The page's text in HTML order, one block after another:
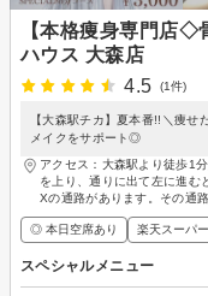
【本格痩身専門店◇
ハウス 大森店
4.5
(1件)
【大森駅チカ】夏本番!!＼痩せ
メイクをサポート◎
アクセス：大森駅より徒歩1
を上り、通りに出て左に進
Xの通路があります。その通
◎ 本日空席あり 楽天スーパ
スペシャルメニュー